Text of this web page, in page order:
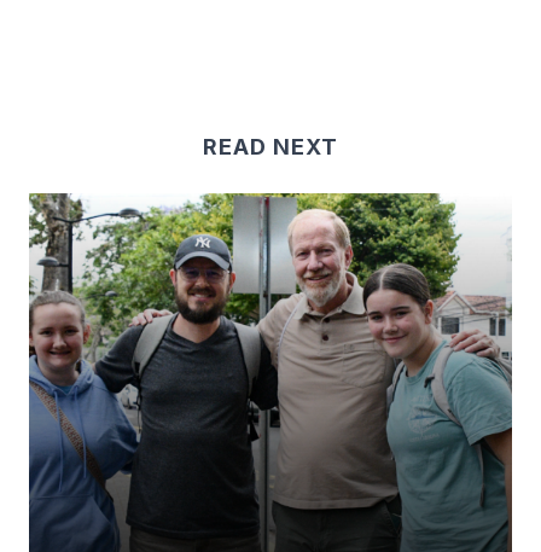
READ NEXT